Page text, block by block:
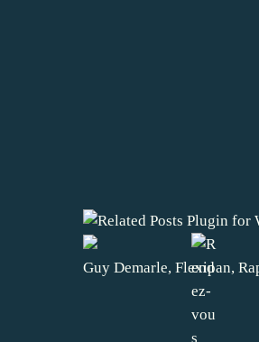
Guy Demarle, Flexipan,